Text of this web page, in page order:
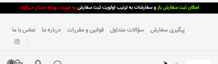
پیگیری سفارش سؤالات متداول قوانین و مقررات درباره ما تماس با ما